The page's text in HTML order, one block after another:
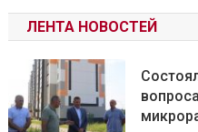
ЛЕНТА НОВОСТЕЙ